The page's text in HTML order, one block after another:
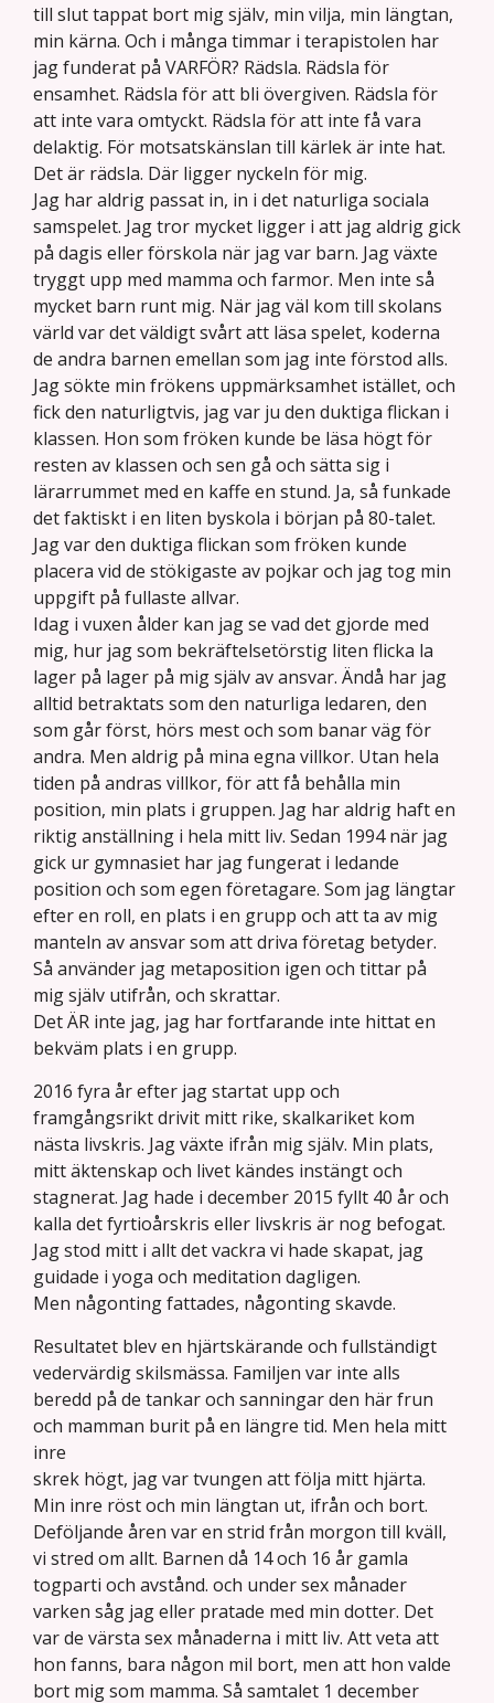
till slut tappat bort mig själv, min vilja, min längtan,
min kärna. Och i många timmar i terapistolen har
jag funderat på VARFÖR? Rädsla. Rädsla för
ensamhet. Rädsla för att bli övergiven. Rädsla för
att inte vara omtyckt. Rädsla för att inte få vara
delaktig. För motsatskänslan till kärlek är inte hat.
Det är rädsla. Där ligger nyckeln för mig.
Jag har aldrig passat in, in i det naturliga sociala
samspelet. Jag tror mycket ligger i att jag aldrig gick
på dagis eller förskola när jag var barn. Jag växte
tryggt upp med mamma och farmor. Men inte så
mycket barn runt mig. När jag väl kom till skolans
värld var det väldigt svårt att läsa spelet, koderna
de andra barnen emellan som jag inte förstod alls.
Jag sökte min frökens uppmärksamhet istället, och
fick den naturligtvis, jag var ju den duktiga flickan i
klassen. Hon som fröken kunde be läsa högt för
resten av klassen och sen gå och sätta sig i
lärarrummet med en kaffe en stund. Ja, så funkade
det faktiskt i en liten byskola i början på 80-talet.
Jag var den duktiga flickan som fröken kunde
placera vid de stökigaste av pojkar och jag tog min
uppgift på fullaste allvar.
Idag i vuxen ålder kan jag se vad det gjorde med
mig, hur jag som bekräftelsetörstig liten flicka la
lager på lager på mig själv av ansvar. Ändå har jag
alltid betraktats som den naturliga ledaren, den
som går först, hörs mest och som banar väg för
andra. Men aldrig på mina egna villkor. Utan hela
tiden på andras villkor, för att få behålla min
position, min plats i gruppen. Jag har aldrig haft en
riktig anställning i hela mitt liv. Sedan 1994 när jag
gick ur gymnasiet har jag fungerat i ledande
position och som egen företagare. Som jag längtar
efter en roll, en plats i en grupp och att ta av mig
manteln av ansvar som att driva företag betyder.
Så använder jag metaposition igen och tittar på
mig själv utifrån, och skrattar.
Det ÄR inte jag, jag har fortfarande inte hittat en
bekväm plats i en grupp.
2016 fyra år efter jag startat upp och
framgångsrikt drivit mitt rike, skalkariket kom
nästa livskris. Jag växte ifrån mig själv. Min plats,
mitt äktenskap och livet kändes instängt och
stagnerat. Jag hade i december 2015 fyllt 40 år och
kalla det fyrtioårskris eller livskris är nog befogat.
Jag stod mitt i allt det vackra vi hade skapat, jag
guidade i yoga och meditation dagligen.
Men någonting fattades, någonting skavde.
Resultatet blev en hjärtskärande och fullständigt
vedervärdig skilsmässa. Familjen var inte alls
beredd på de tankar och sanningar den här frun
och mamman burit på en längre tid. Men hela mitt
inre
skrek högt, jag var tvungen att följa mitt hjärta.
Min inre röst och min längtan ut, ifrån och bort.
Deföljande åren var en strid från morgon till kväll,
vi stred om allt. Barnen då 14 och 16 år gamla
togparti och avstånd. och under sex månader
varken såg jag eller pratade med min dotter. Det
var de värsta sex månaderna i mitt liv. Att veta att
hon fanns, bara någon mil bort, men att hon valde
bort mig som mamma. Så samtalet 1 december